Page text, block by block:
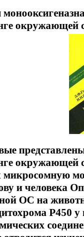
окружающей
окружающей
и человека
ОС на
Р450